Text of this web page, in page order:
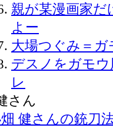
親が某漫画家
よー
大場つぐみ＝
デスノをガモ
レ
さん
健さんの銃刀